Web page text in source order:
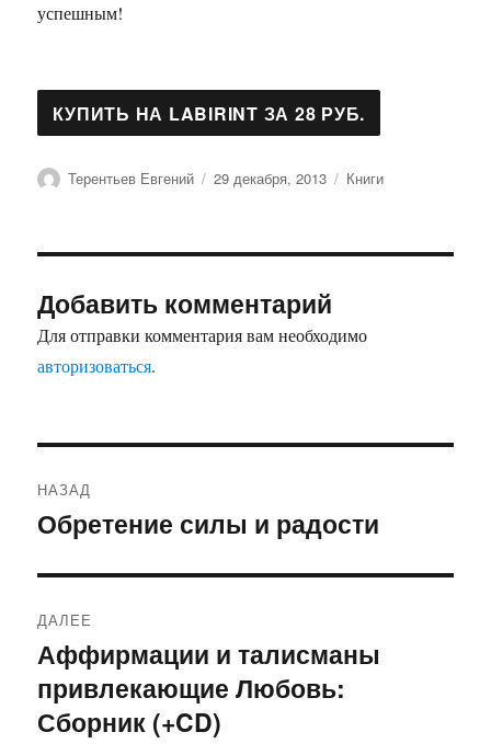
успешным!
Автор
Терентьев Евгений Опубликовано
29 декабря, 2013 Рубрики
Книги
Добавить комментарий
Для отправки комментария вам необходимо
авторизоваться.
по
НАЗАД
Предыдущая
Обретение силы и радости
ДАЛЕЕ
Следующая
запись:
Аффирмации и талисманы
привлекающие Любовь:
Сборник (+CD)